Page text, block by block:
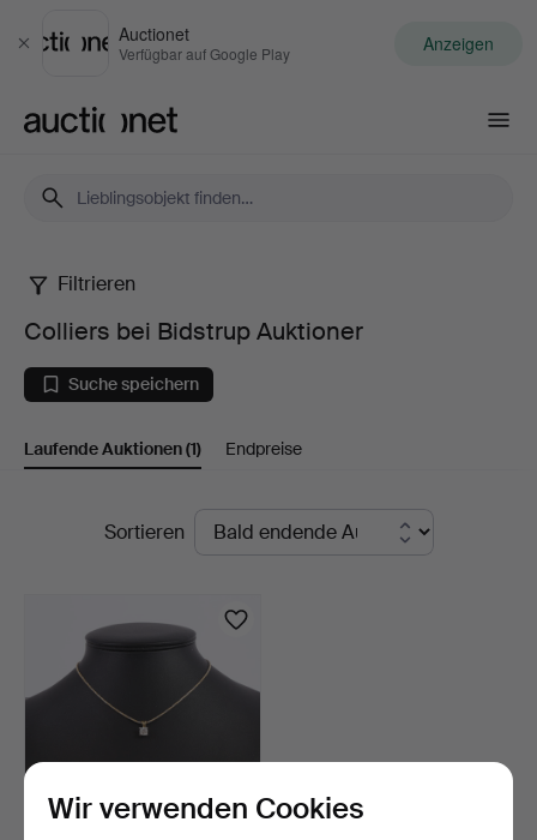
Schließen
Auctionet
Verfügbar auf Google Play Anzeigen
Colliers
bei
Bidstrup
Auktioner
Filtrieren
Colliers bei Bidstrup Auktioner
Suche speichern
Laufende Auktionen(1) Endpreise
LaufendeSortieren
Wir verwenden Cookies